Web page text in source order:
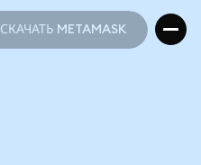
СКАЧАТЬ METAMASK